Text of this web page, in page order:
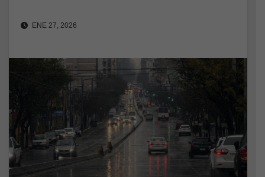
ENE 27, 2026